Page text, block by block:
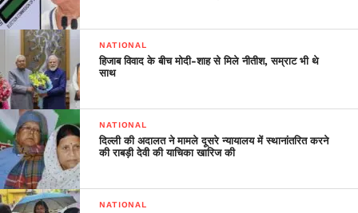
NATIONAL
हिजाब विवाद के बीच मोदी-शाह से मिले नीतीश, सम्राट भी थे
साथ
NATIONAL
दिल्ली की अदालत ने मामले दूसरे न्यायालय में स्थानांतरित करने
की राबड़ी देवी की याचिका खारिज की
NATIONAL